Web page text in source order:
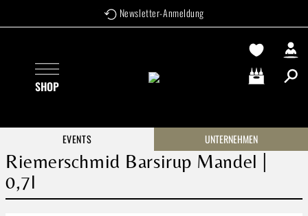
Zum Hauptinhalt springen Newsletter-Anmeldung
SHOP Warenkorb
EVENTS UNTERNEHMEN
Riemerschmid Barsirup Mandel |
0,7l